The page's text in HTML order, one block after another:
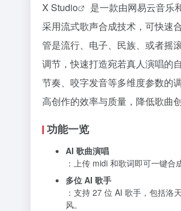
X Studio
是一款由网易云音乐
采用流式歌声合成技术，可快速
管是流行、电子、民族、或者摇
调节，快速打造宛若真人演唱的
节奏、咬字发音等多维度参数的
高创作的效率与质量，降低歌曲
功能一览
AI 歌曲演唱
：上传 midi 和歌词即可一键合
多位 AI 歌手
：支持 27 位 AI 歌手，包括洛
风。